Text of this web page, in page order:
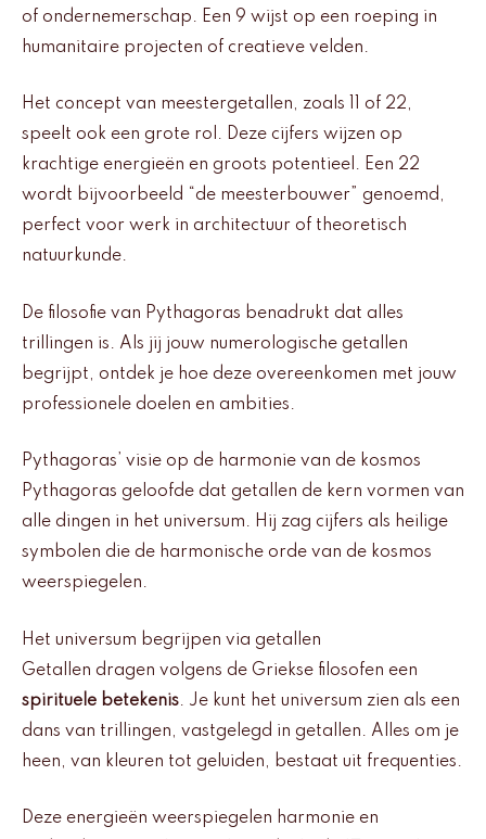
of ondernemerschap. Een 9 wijst op een roeping in
humanitaire projecten of creatieve velden.
Het concept van meestergetallen, zoals 11 of 22,
speelt ook een grote rol. Deze cijfers wijzen op
krachtige energieën en groots potentieel. Een 22
wordt bijvoorbeeld “de meesterbouwer” genoemd,
perfect voor werk in architectuur of theoretisch
natuurkunde.
De filosofie van Pythagoras benadrukt dat alles
trillingen is. Als jij jouw numerologische getallen
begrijpt, ontdek je hoe deze overeenkomen met jouw
professionele doelen en ambities.
Pythagoras’ visie op de harmonie van de kosmos
Pythagoras geloofde dat getallen de kern vormen van
alle dingen in het universum. Hij zag cijfers als heilige
symbolen die de harmonische orde van de kosmos
weerspiegelen.
Het universum begrijpen via getallen
Getallen dragen volgens de Griekse filosofen een
spirituele betekenis. Je kunt het universum zien als een
dans van trillingen, vastgelegd in getallen. Alles om je
heen, van kleuren tot geluiden, bestaat uit frequenties.
Deze energieën weerspiegelen harmonie en